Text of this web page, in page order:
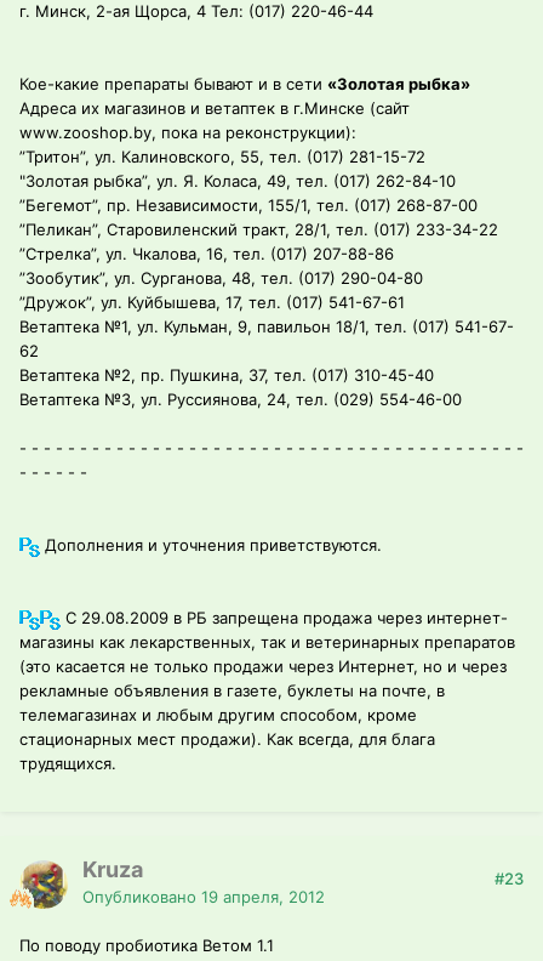
г. Минск, 2-ая Щорса, 4 Тел: (017) 220-46-44
Кое-какие препараты бывают и в сети «Золотая рыбка»
Адреса их магазинов и ветаптек в г.Минске (сайт
www.zooshop.by, пока на реконструкции):
”Тритон”, ул. Калиновского, 55, тел. (017) 281-15-72
"Золотая рыбка”, ул. Я. Коласа, 49, тел. (017) 262-84-10
”Бегемот”, пр. Независимости, 155/1, тел. (017) 268-87-00
”Пеликан”, Старовиленский тракт, 28/1, тел. (017) 233-34-22
”Стрелка”, ул. Чкалова, 16, тел. (017) 207-88-86
”Зообутик”, ул. Сурганова, 48, тел. (017) 290-04-80
”Дружок”, ул. Куйбышева, 17, тел. (017) 541-67-61
Ветаптека №1, ул. Кульман, 9, павильон 18/1, тел. (017) 541-67-
62
Ветаптека №2, пр. Пушкина, 37, тел. (017) 310-45-40
Ветаптека №3, ул. Руссиянова, 24, тел. (029) 554-46-00
- - - - - - - - - - - - - - - - - - - - - - - - - - - - - - - - - - - - - - - - - -
- - - - - -
Дополнения и уточнения приветствуются.
С 29.08.2009 в РБ запрещена продажа через интернет-
магазины как лекарственных, так и ветеринарных препаратов
(это касается не только продажи через Интернет, но и через
рекламные объявления в газете, буклеты на почте, в
телемагазинах и любым другим способом, кроме
стационарных мест продажи). Как всегда, для блага
трудящихся.
Kruza
Опубликовано 19 апреля, 2012
#23
По поводу пробиотика Ветом 1.1